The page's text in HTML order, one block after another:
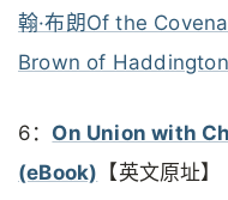
翰·布朗Of the
Brown of
6： On Union with
(eBook) 【英文原址】